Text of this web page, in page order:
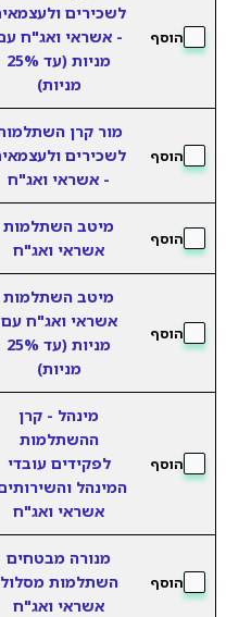
הוסף
לשכירים
- אשראי ואג"ח
מניות (עד 25%
מניות)
הוסף
מור קרן
לשכירים
- אשראי ואג"ח
הוסף
מיטב השתלמות
אשראי ואג"ח
הוסף
מיטב השתלמות
אשראי ואג"ח עם
מניות (עד 25%
מניות)
הוסף
מינהל - קרן
ההשתלמות
לפקידים עובדי
המינהל
אשראי ואג"ח
הוסף
מנורה מבטחים
השתלמות מסלול
אשראי ואג"ח